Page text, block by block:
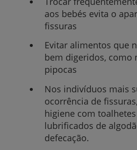
aos bebés evita o
fissuras
Evitar alimentos que
bem digeridos, como
pipocas
Nos indivíduos mais
ocorrência de
higiene com
lubrificados de
defecação.